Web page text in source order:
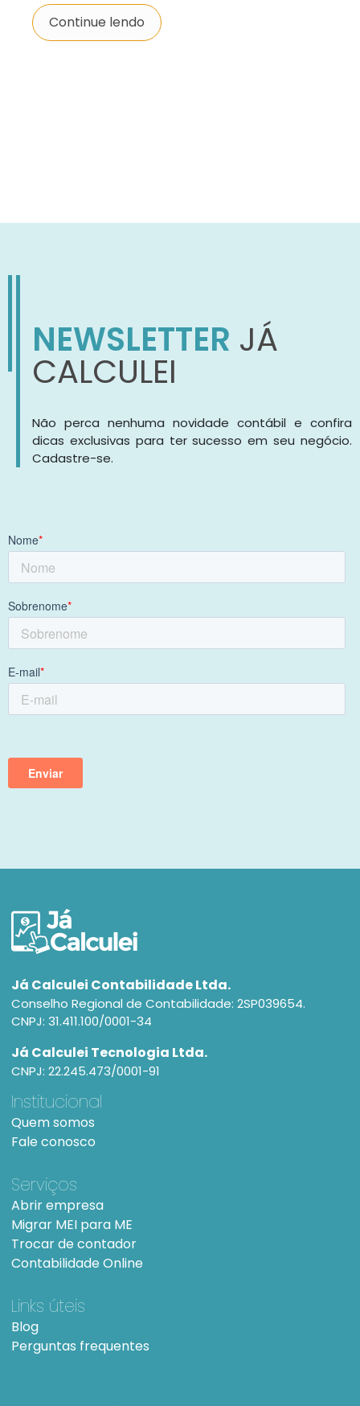
Continue lendo
NEWSLETTER JÁ
CALCULEI
Não perca nenhuma novidade contábil e confira
dicas exclusivas para ter sucesso em seu negócio.
Cadastre-se.
Já Calculei Contabilidade Ltda.
Conselho Regional de Contabilidade: 2SP039654.
CNPJ: 31.411.100/0001-34
Já Calculei Tecnologia Ltda.
CNPJ: 22.245.473/0001-91
Institucional
Quem somos
Fale conosco
Serviços
Abrir empresa
Migrar MEI para ME
Trocar de contador
Contabilidade Online
Links úteis
Blog
Perguntas frequentes